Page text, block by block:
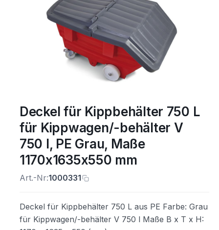
Deckel für Kippbehälter 750 L
für Kippwagen/-behälter V
750 l, PE Grau, Maße
1170x1635x550 mm
Art.-Nr:1000331
Deckel für Kippbehälter 750 L aus PE Farbe: Grau
für Kippwagen/-behälter V 750 l Maße B x T x H: